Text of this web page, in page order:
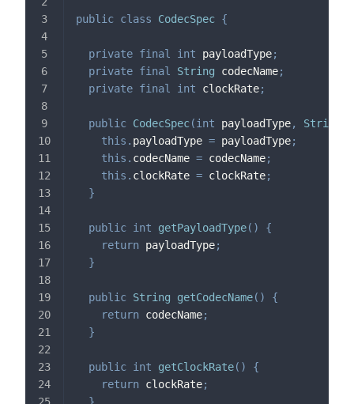
public class CodecSpec {
private final int payloadType;
private final String codecName;
private final int clockRate;
public CodecSpec(int payloadType, String
this . payloadType = payloadType;
this . codecName = codecName;
this . clockRate = clockRate;
}
public int getPayloadType( )
{
return payloadType;
}
public String getCodecName( )
{
return codecName;
}
public int getClockRate( )
{
return clockRate;
}